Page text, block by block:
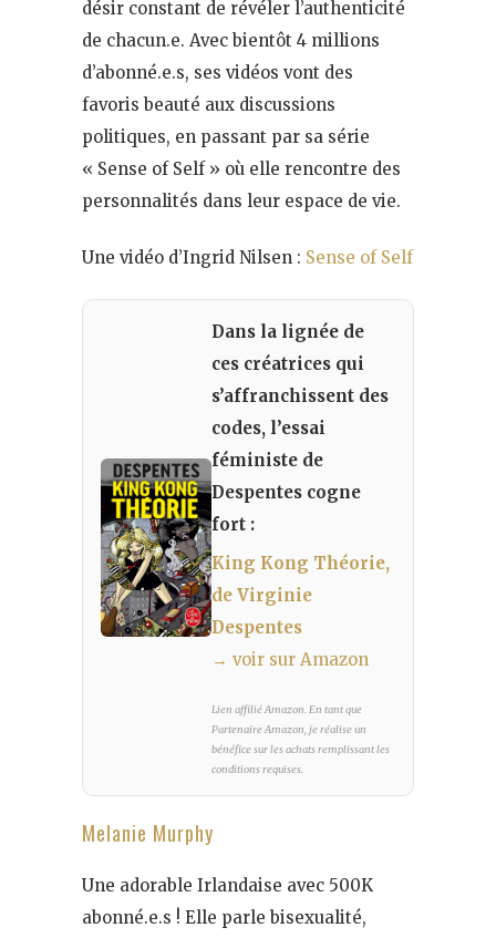
désir constant de révéler l’authenticité
de chacun.e. Avec bientôt 4 millions
d’abonné.e.s, ses vidéos vont des
favoris beauté aux discussions
politiques, en passant par sa série
« Sense of Self » où elle rencontre des
personnalités dans leur espace de vie.
Une vidéo d’Ingrid Nilsen : Sense of Self
Dans la lignée de
ces créatrices qui
s’affranchissent des
codes, l’essai
féministe de
Despentes cogne
fort :
King Kong Théorie,
de Virginie
Despentes
→ voir sur Amazon
Lien affilié Amazon. En tant que
Partenaire Amazon, je réalise un
bénéfice sur les achats remplissant les
conditions requises.
Melanie Murphy
Une adorable Irlandaise avec 500K
abonné.e.s ! Elle parle bisexualité,